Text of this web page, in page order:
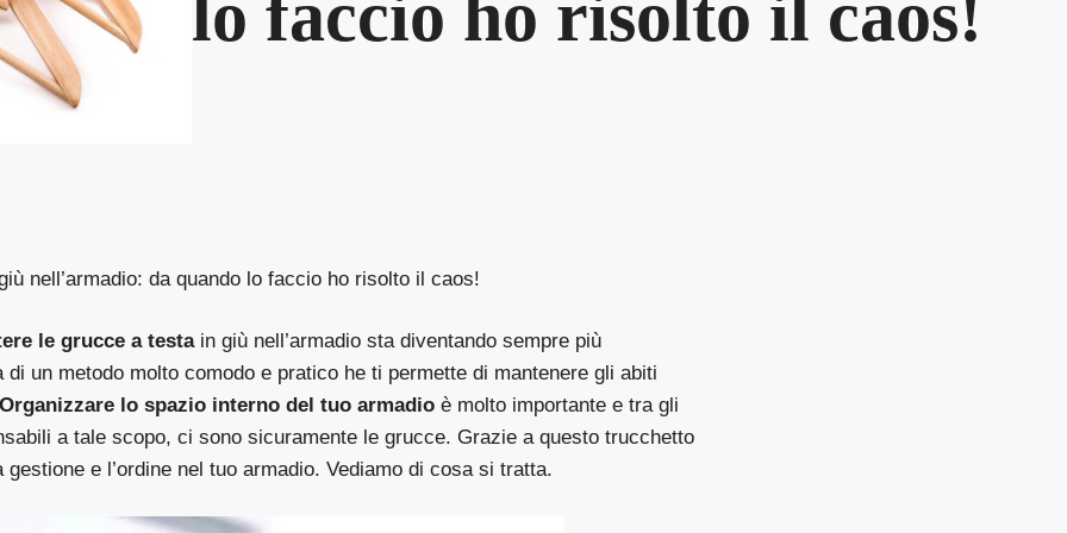
lo faccio ho risolto il caos!
nell’armadio: da quando lo faccio ho risolto il caos!
le grucce a testain giù nell’armadio sta diventando sempre più
di un metodo molto comodo e pratico he ti permette di mantenere gli abiti
lo spazio interno del tuo armadio è molto importante e tra gli
a tale scopo, ci sono sicuramente le grucce. Grazie a questo trucchetto
e l’ordine nel tuo armadio. Vediamo di cosa si tratta.